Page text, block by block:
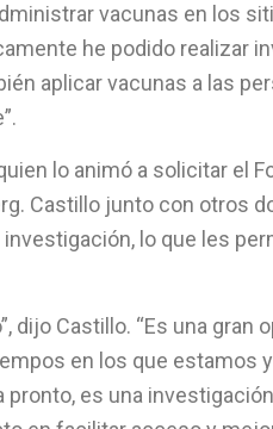
vacunas en los
he podido realizar
aplicar vacunas a las
lo animó a solicitar el
Castillo junto con otros
lo que les
dijo Castillo. “Es una gran
en los que estamos
es una